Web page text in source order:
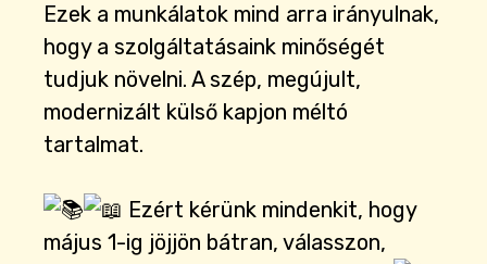
Ezek a munkálatok mind arra irányulnak,
hogy a szolgáltatásaink minőségét
tudjuk növelni. A szép, megújult,
modernizált külső kapjon méltó
tartalmat.
Ezért kérünk mindenkit, hogy
május 1-ig jöjjön bátran, válasszon,